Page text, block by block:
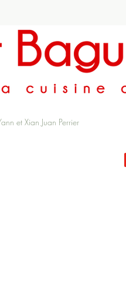
et Xian Juan Perrier